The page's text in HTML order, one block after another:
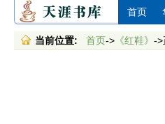
首页
当前位置: 首页-> 《红鞋》 ->